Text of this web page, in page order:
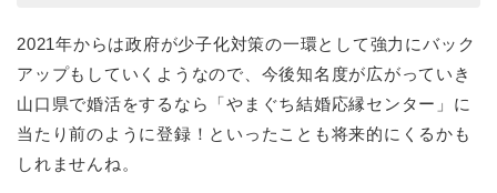
2021年からは政府が少子化対策の一環として強力にバック
アップもしていくようなので、今後知名度が広がっていき
山口県で婚活をするなら「やまぐち結婚応縁センター」に
当たり前のように登録！といったことも将来的にくるかも
しれませんね。